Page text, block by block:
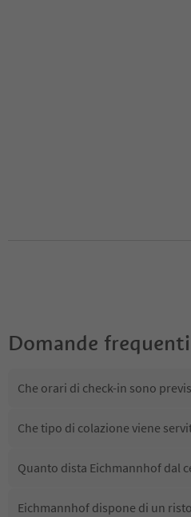
Domande
Che orari di check-in sono
Che tipo di colazione viene
Quanto dista Eichmannhof dal
Eichmannhof dispone di un